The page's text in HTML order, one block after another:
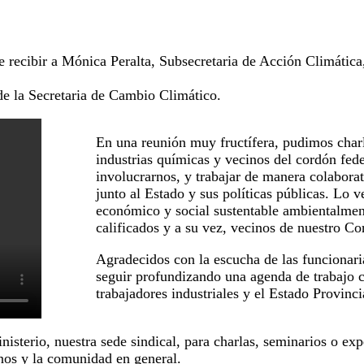
recibir a Mónica Peralta, Subsecretaria de Acción
la Secretaria de Cambio Climático.
En una reunión muy fructífera, pudimos
industrias químicas y vecinos del cordón
involucrarnos, y trabajar de manera
junto al Estado y sus políticas públicas. Lo
económico y social sustentable
calificados y a su vez, vecinos de nuestro
Agradecidos con la escucha de las
seguir profundizando una agenda de
trabajadores industriales y el Estado
nuestra sede sindical, para charlas, seminarios o